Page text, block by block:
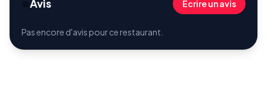
⭐Avis Écrire un avis
Pas encore d'avis pour ce restaurant.